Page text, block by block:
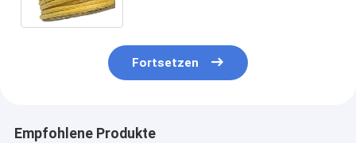
Fortsetzen
Empfohlene Produkte